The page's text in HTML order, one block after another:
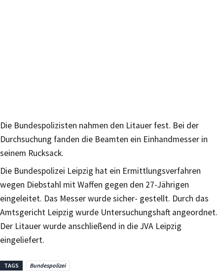
Die Bundespolizisten nahmen den Litauer fest. Bei der
Durchsuchung fanden die Beamten ein Einhandmesser in
seinem Rucksack.
Die Bundespolizei Leipzig hat ein Ermittlungsverfahren
wegen Diebstahl mit Waffen gegen den 27-Jährigen
eingeleitet. Das Messer wurde sicher- gestellt. Durch das
Amtsgericht Leipzig wurde Untersuchungshaft angeordnet.
Der Litauer wurde anschließend in die JVA Leipzig
eingeliefert.
TAGS Bundespolizei